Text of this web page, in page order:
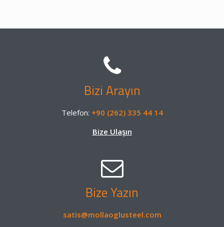
Bizi Arayın
Telefon: +90 (262) 335 44 14
Bize Ulaşın
Bize Yazın
satis@mollaoglusteel.com